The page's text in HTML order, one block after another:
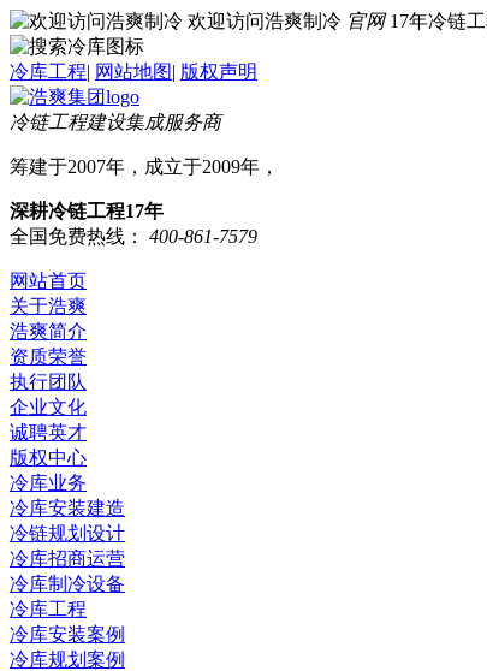
欢迎访问浩爽制冷 官网 17年冷链
冷库工程| 网站地图| 版权声明
冷链工程建设集成服务商
筹建于2007年，成立于2009年，
深耕冷链工程17年
全国免费热线：
400-861-7579
网站首页
关于浩爽
浩爽简介
资质荣誉
执行团队
企业文化
诚聘英才
版权中心
冷库业务
冷库安装建造
冷链规划设计
冷库招商运营
冷库制冷设备
冷库工程
冷库安装案例
冷库规划案例